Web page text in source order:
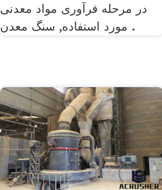
در مرحله فرآوری مواد معدنی
مورد استفاده, سنگ معدن .